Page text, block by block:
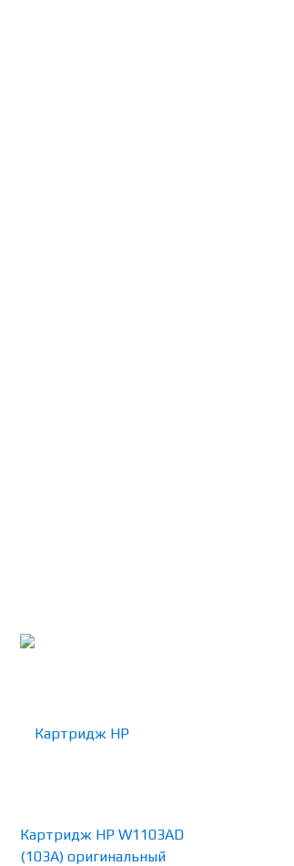
Картридж HP W1103AD
(103A) оригинальный